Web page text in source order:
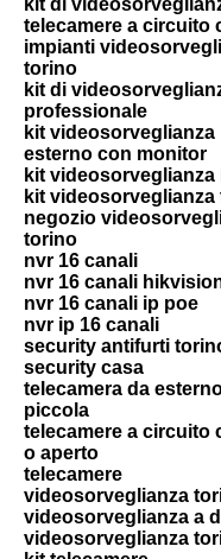
kit di
telecamere a circuito
impianti
torino
kit di
professionale
kit videosorveglianza
esterno con monitor
kit videosorveglianza
kit videosorveglianza
negozio
torino
nvr 16 canali
nvr 16 canali
nvr 16 canali ip poe
nvr ip 16 canali
security antifurti
security casa
telecamera da
piccola
telecamere a circuito
o aperto
telecamere
videosorveglianza
videosorveglianza a
videosorveglianza